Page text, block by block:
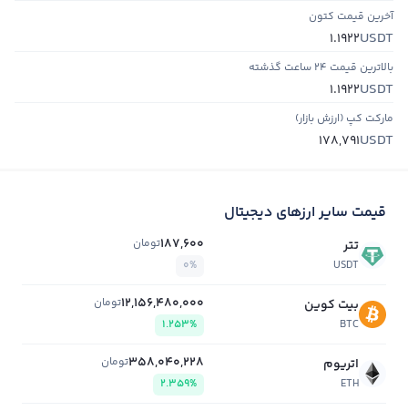
آخرین قیمت کتون
USDT
1.1922
بالاترین قیمت ۲۴ ساعت گذشته
USDT
1.1922
مارکت کپ (ارزش بازار)
USDT
178,791
قیمت سایر ارزهای دیجیتال
تتر
USDT
187,600تومان
0%
بیت کوین
BTC
12,156,480,000تومان
1.253%
اتریوم
ETH
358,040,228تومان
2.359%